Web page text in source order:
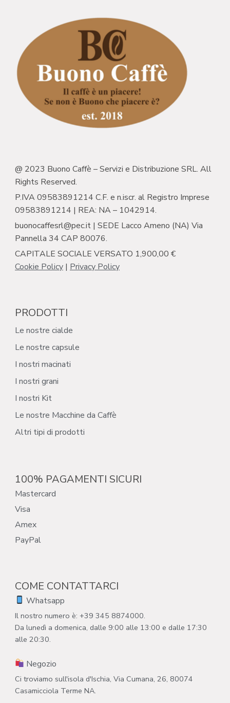
@ 2023 Buono Caffè – Servizi e Distribuzione SRL. All
Rights Reserved.
P.IVA 09583891214 C.F. e n.iscr. al Registro Imprese
09583891214 | REA: NA – 1042914.
buonocaffesrl@pec.it | SEDE Lacco Ameno (NA) Via
Pannella 34 CAP 80076.
CAPITALE SOCIALE VERSATO 1,900,00 €
Cookie Policy | Privacy Policy
PRODOTTI
Le nostre cialde
Le nostre capsule
I nostri macinati
I nostri grani
I nostri Kit
Le nostre Macchine da Caffè
Altri tipi di prodotti
100% PAGAMENTI SICURI
Mastercard
Visa
Amex
PayPal
COME CONTATTARCI
Whatsapp
Il nostro numero è: +39 345 8874000.
Da lunedì a domenica, dalle 9:00 alle 13:00 e dalle 17:30
alle 20:30.
Negozio
Ci troviamo sull'isola d'Ischia, Via Cumana, 26, 80074
Casamicciola Terme NA.